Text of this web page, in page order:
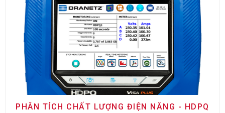
PHÂN TÍCH CHẤT LƯỢNG ĐIỆN NĂNG - HDPQ